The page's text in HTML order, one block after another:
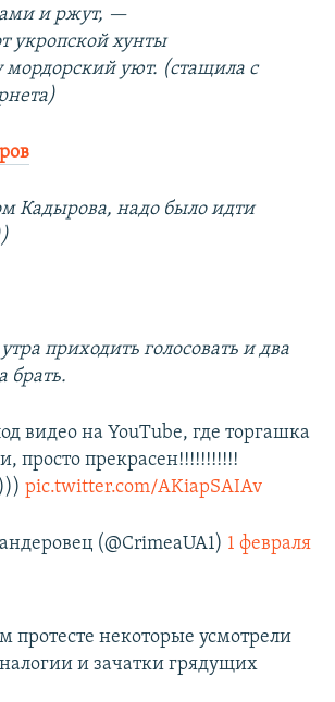
и ржут, —
укропской хунты
уют. (стащила с
Кадырова, надо было идти
приходить голосовать и два
брать.
видео на YouTube, где торгашка
просто прекрасен!!!!!!!!!!!
pic.twitter.com/AKiapSAIAv
(@CrimeaUA1) 1 февраля
протесте некоторые усмотрели
и зачатки грядущих